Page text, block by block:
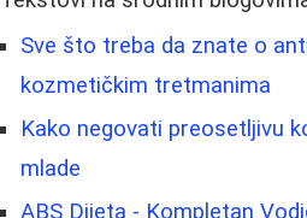
Sve što treba da znate o
kozmetičkim tretmanima
Kako negovati preosetljivu
mlade
ABS Dijeta - Kompletan